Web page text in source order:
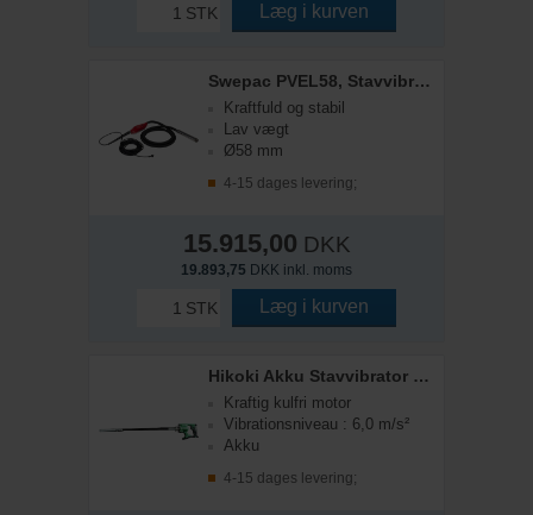
STK Læg i kurven
Swepac PVEL58, Stavvibrator Ø58 mm - 8 m slange
Kraftfuld og stabil
Lav vægt
Ø58 mm
4-15 dages levering;
15.915,00 DKK
19.893,75 DKK inkl. moms
STK Læg i kurven
Hikoki Akku Stavvibrator UV3628DA - Tool only
Kraftig kulfri motor
Vibrationsniveau : 6,0 m/s²
Akku
4-15 dages levering;